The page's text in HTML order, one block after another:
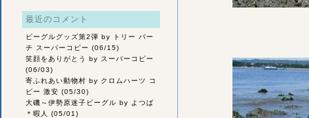
最近のコメント
ビーグルグッズ第2弾 by トリー バー
チ スーパーコピー (06/15)
笑顔をありがとう
by スーパーコピー
(06/03)
寄ふれあい動物村 by クロムハーツ コ
ピー 激安 (05/30)
大磯～伊勢原迷子ビーグル by よつば
＊暇人 (05/01)